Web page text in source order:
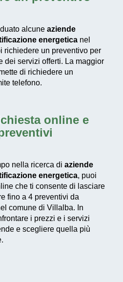
alcune aziende
energetica nel
richiedere un preventivo per
dei servizi offerti. La maggior
di richiedere un
telefono.
online e
nella ricerca di aziende
energetica, puoi
che ti consente di lasciare
fino a 4 preventivi da
comune di Villalba. In
i prezzi e i servizi
e scegliere quella più